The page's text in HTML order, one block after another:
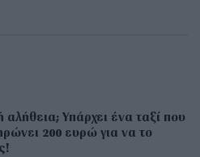
αλήθεια; Υπάρχει ένα ταξί που
200 ευρώ για να το